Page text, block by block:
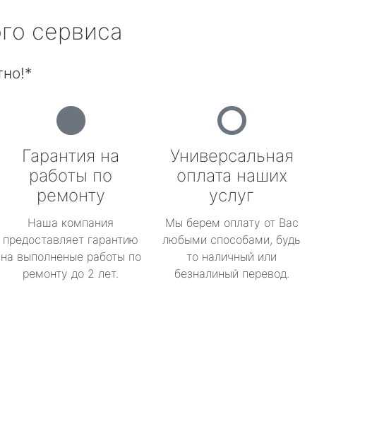
сервиса
Гарантия на
работы по
ремонту
Наша компания
предоставляет гарантию
на выполненые работы по
ремонту до 2 лет.
Универсальная
оплата наших
услуг
Мы берем оплату от Вас
любыми способами, будь
то наличный или
безналиный перевод.